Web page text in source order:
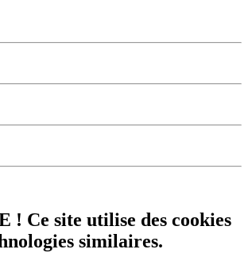
! Ce site utilise des cookies
similaires.